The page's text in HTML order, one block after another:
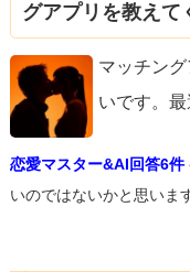
グアプリを教えて
マッチン
いです。最
恋愛マスター&AI回答6件
いのではないかと思いま